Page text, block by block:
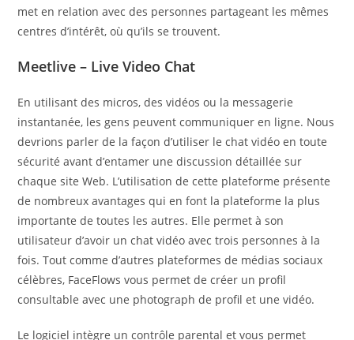
met en relation avec des personnes partageant les mêmes
centres d’intérêt, où qu’ils se trouvent.
Meetlive – Live Video Chat
En utilisant des micros, des vidéos ou la messagerie
instantanée, les gens peuvent communiquer en ligne. Nous
devrions parler de la façon d’utiliser le chat vidéo en toute
sécurité avant d’entamer une discussion détaillée sur
chaque site Web. L’utilisation de cette plateforme présente
de nombreux avantages qui en font la plateforme la plus
importante de toutes les autres. Elle permet à son
utilisateur d’avoir un chat vidéo avec trois personnes à la
fois. Tout comme d’autres plateformes de médias sociaux
célèbres, FaceFlows vous permet de créer un profil
consultable avec une photograph de profil et une vidéo.
Le logiciel intègre un contrôle parental et vous permet